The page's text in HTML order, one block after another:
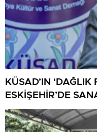
KÜSAD’IN ‘DAĞLIK
ESKİŞEHİR’DE
BULUŞUYOR